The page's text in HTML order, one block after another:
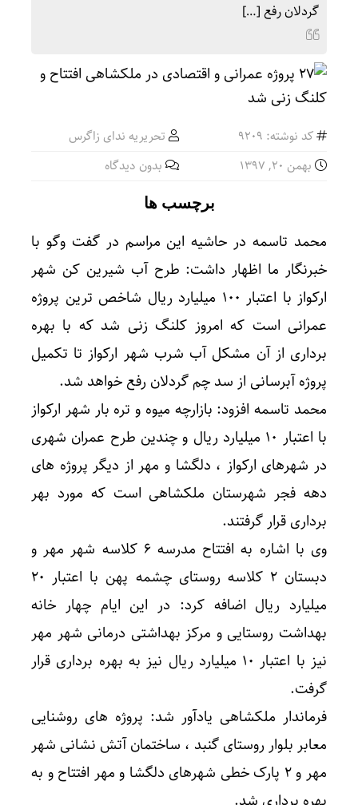
گردلان رفع […]
کد نوشته: 9209
تحریریه ندای زاگرس
بهمن ۲۰, ۱۳۹۷
بدون دیدگاه
برچسب ها
محمد تاسمه در حاشیه این مراسم در گفت وگو با
خبرنگار ما اظهار داشت: طرح آب شیرین کن شهر
ارکواز با اعتبار ۱۰۰ میلیارد ریال شاخص ترین پروژه
عمرانی است که امروز کلنگ زنی شد که با بهره
برداری از آن مشکل آب شرب شهر ارکواز تا تکمیل
پروژه آبرسانی از سد چم گردلان رفع خواهد شد.
محمد تاسمه افزود: بازارچه میوه و تره بار شهر ارکواز
با اعتبار ۱۰ میلیارد ریال و چندین طرح عمران شهری
در شهرهای ارکواز ، دلگشا و مهر از دیگر پروژه های
دهه فجر شهرستان ملکشاهی است که مورد بهر
برداری قرار گرفتند.
وی با اشاره به افتتاح مدرسه ۶ کلاسه شهر مهر و
دبستان ۲ کلاسه روستای چشمه پهن با اعتبار ۲۰
میلیارد ریال اضافه کرد: در این ایام چهار خانه
بهداشت روستایی و مرکز بهداشتی درمانی شهر مهر
نیز با اعتبار ۱۰ میلیارد ریال نیز به بهره برداری قرار
گرفت.
فرماندار ملکشاهی یادآور شد: پروژه های روشنایی
معابر بلوار روستای گنبد ، ساختمان آتش نشانی شهر
مهر و ۲ پارک خطی شهرهای دلگشا و مهر افتتاح و به